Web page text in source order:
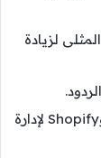
لزيادة
: مثل WordPress وShopify لإدارة